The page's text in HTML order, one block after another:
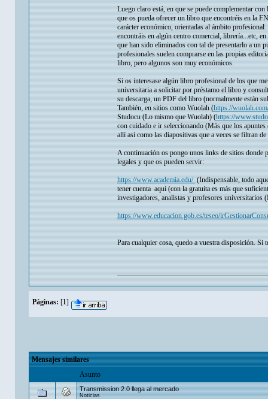
Luego claro está, en que se puede complementar
que os pueda ofrecer un libro que encontréis en la
carácter económico, orientadas al ámbito
encontráis en algún centro comercial, librería...etc,
que han sido eliminados con tal de presentarlo a un
profesionales suelen comprarse en las propias
libro, pero algunos son muy económicos.
Si os interesase algún libro profesional de los que
universitaria a solicitar por préstamo el libro y
su descarga, un PDF del libro (normalmente están
También, en sitios como Wuolah (https://
Studocu (Lo mismo que Wuolah) (https://
con cuidado e ir seleccionando (Más que los
allí así como las diapositivas que a veces se filtran
A continuación os pongo unos links de sitios donde
legales y que os pueden servir:
https://www.academia.edu/ (Indispensable, todo
tener cuenta aquí (con la gratuita es más que
investigadores, analistas y profesores
https://www.educacion.gob.es/teseo/
Para cualquier cosa, quedo a vuestra disposición. Si
Páginas: [1]
Mensajes similares
Asunto
Transmission 2.0 llega al mercado
Noticias